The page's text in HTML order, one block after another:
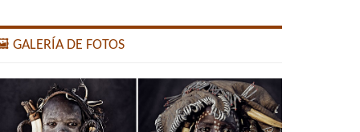
GALERÍA DE FOTOS